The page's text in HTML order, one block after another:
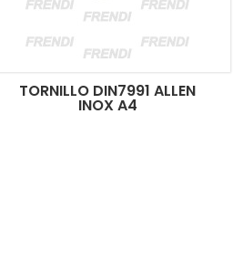
TORNILLO DIN7991 ALLEN
INOX A4